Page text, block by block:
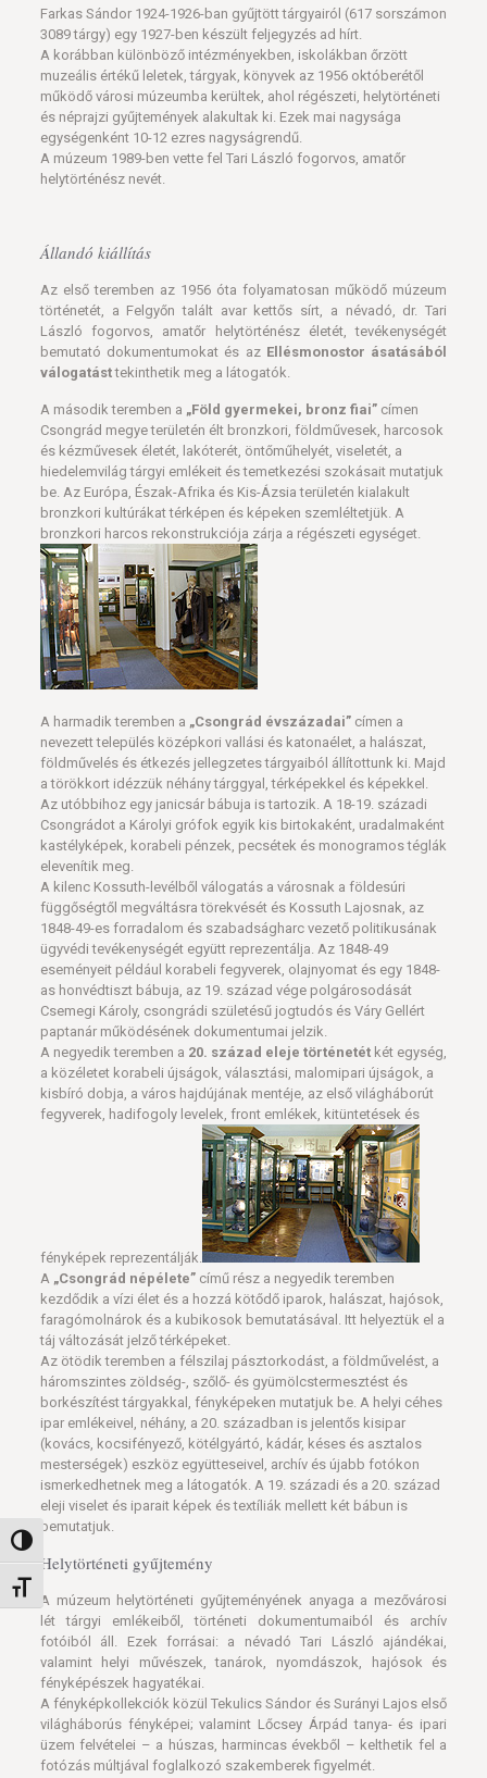
Nagy kontraszt váltása
Betűméret váltása
Farkas Sándor 1924-1926-ban gyűjtött tárgyairól (617 sorszámon
3089 tárgy) egy 1927-ben készült feljegyzés ad hírt.
A korábban különböző intézményekben, iskolákban őrzött
muzeális értékű leletek, tárgyak, könyvek az 1956 októberétől
működő városi múzeumba kerültek, ahol régészeti, helytörténeti
és néprajzi gyűjtemények alakultak ki. Ezek mai nagysága
egységenként 10-12 ezres nagyságrendű.
A múzeum 1989-ben vette fel Tari László fogorvos, amatőr
helytörténész nevét.
Állandó kiállítás
Az első teremben az 1956 óta folyamatosan működő múzeum
történetét, a Felgyőn talált avar kettős sírt, a névadó, dr. Tari
László fogorvos, amatőr helytörténész életét, tevékenységét
bemutató dokumentumokat és az Ellésmonostor ásatásából
válogatásttekinthetik meg a látogatók.
A második teremben a „Föld gyermekei, bronz fiai”címen
Csongrád megye területén élt bronzkori, földművesek, harcosok
és kézművesek életét, lakóterét, öntőműhelyét, viseletét, a
hiedelemvilág tárgyi emlékeit és temetkezési szokásait mutatjuk
be. Az Európa, Észak-Afrika és Kis-Ázsia területén kialakult
bronzkori kultúrákat térképen és képeken szemléltetjük. A
bronzkori harcos rekonstrukciója zárja a régészeti egységet.
A harmadik teremben a „Csongrád évszázadai”címen a
nevezett település középkori vallási és katonaélet, a halászat,
földművelés és étkezés jellegzetes tárgyaiból állítottunk ki. Majd
a törökkort idézzük néhány tárggyal, térképekkel és képekkel.
Az utóbbihoz egy janicsár bábuja is tartozik. A 18-19. századi
Csongrádot a Károlyi grófok egyik kis birtokaként, uradalmaként
kastélyképek, korabeli pénzek, pecsétek és monogramos téglák
elevenítik meg.
A kilenc Kossuth-levélből válogatás a városnak a földesúri
függőségtől megváltásra törekvését és Kossuth Lajosnak, az
1848-49-es forradalom és szabadságharc vezető politikusának
ügyvédi tevékenységét együtt reprezentálja. Az 1848-49
eseményeit például korabeli fegyverek, olajnyomat és egy 1848-
as honvédtiszt bábuja, az 19. század vége polgárosodását
Csemegi Károly, csongrádi születésű jogtudós és Váry Gellért
paptanár működésének dokumentumai jelzik.
A negyedik teremben a 20. század eleje történetétkét egység,
a közéletet korabeli újságok, választási, malomipari újságok, a
kisbíró dobja, a város hajdújának mentéje, az első világháborút
fegyverek, hadifogoly levelek, front emlékek, kitüntetések és
fényképek reprezentálják.
A „Csongrád népélete”című rész a negyedik teremben
kezdődik a vízi élet és a hozzá kötődő iparok, halászat, hajósok,
faragómolnárok és a kubikosok bemutatásával. Itt helyeztük el a
táj változását jelző térképeket.
Az ötödik teremben a félszilaj pásztorkodást, a földművelést, a
háromszintes zöldség-, szőlő- és gyümölcstermesztést és
borkészítést tárgyakkal, fényképeken mutatjuk be. A helyi céhes
ipar emlékeivel, néhány, a 20. században is jelentős kisipar
(kovács, kocsifényező, kötélgyártó, kádár, késes és asztalos
mesterségek) eszköz együtteseivel, archív és újabb fotókon
ismerkedhetnek meg a látogatók. A 19. századi és a 20. század
eleji viselet és iparait képek és textíliák mellett két bábun is
bemutatjuk.
Helytörténeti gyűjtemény
A múzeum helytörténeti gyűjteményének anyaga a mezővárosi
lét tárgyi emlékeiből, történeti dokumentumaiból és archív
fotóiból áll. Ezek forrásai: a névadó Tari László ajándékai,
valamint helyi művészek, tanárok, nyomdászok, hajósok és
fényképészek hagyatékai.
A fényképkollekciók közül Tekulics Sándor és Surányi Lajos első
világháborús fényképei; valamint Lőcsey Árpád tanya- és ipari
üzem felvételei – a húszas, harmincas évekből – kelthetik fel a
fotózás múltjával foglalkozó szakemberek figyelmét.